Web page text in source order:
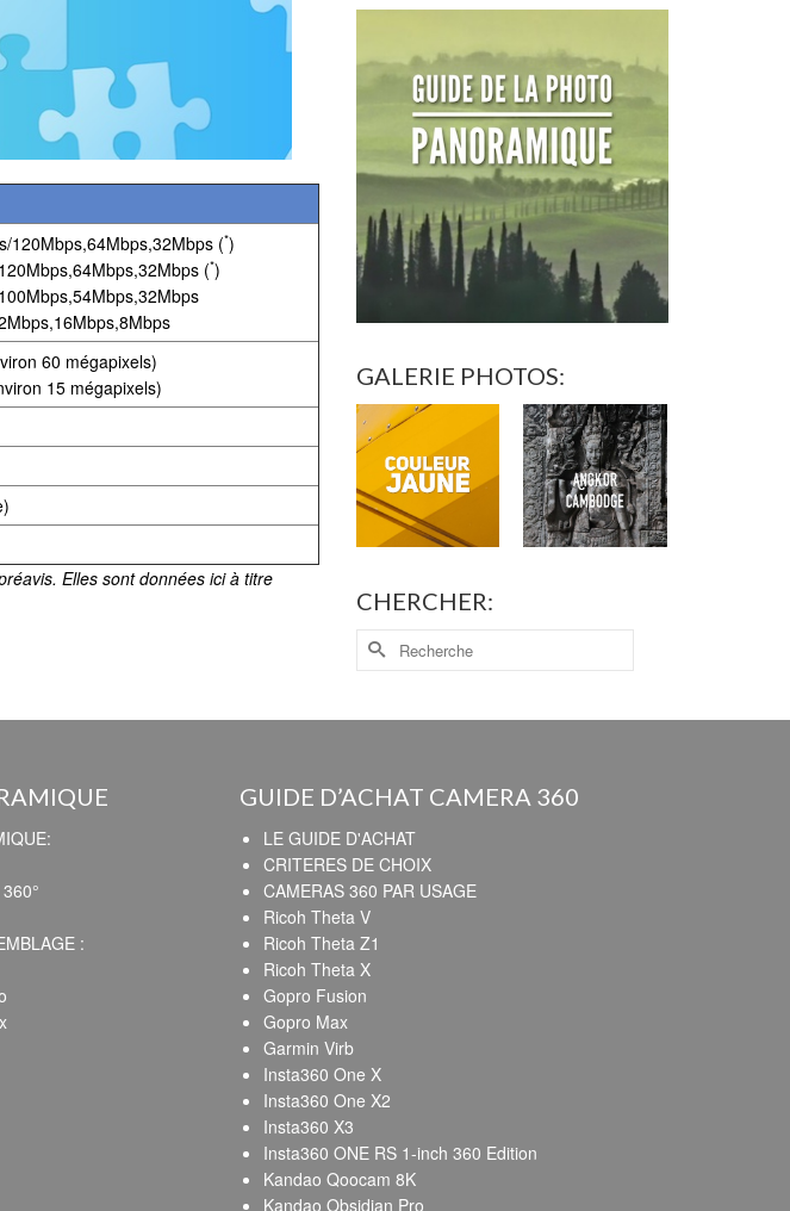
120Mbps,64Mbps,32Mbps (*)
(*)
60 mégapixels)
15 mégapixels)
Elles sont données ici à titre
GALERIE PHOTOS:
CHERCHER:
:
GUIDE D’ACHAT CAMERA 360
LE GUIDE D'ACHAT
CRITERES DE CHOIX
CAMERAS 360 PAR USAGE
Ricoh Theta V
Ricoh Theta Z1
Ricoh Theta X
Gopro Fusion
Gopro Max
Garmin Virb
Insta360 One X
Insta360 One X2
Insta360 X3
Insta360 ONE RS 1-inch 360 Edition
Kandao Qoocam 8K
Kandao Obsidian Pro